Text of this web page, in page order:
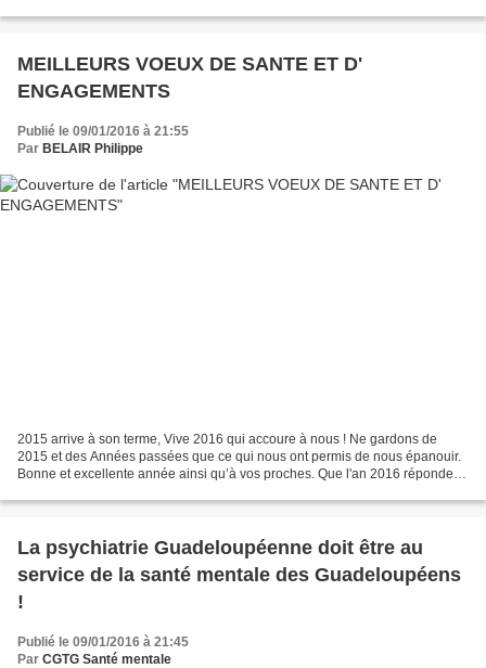
MEILLEURS VOEUX DE SANTE ET D'
ENGAGEMENTS
Publié le 09/01/2016 à 21:55
Par BELAIR Philippe
2015 arrive à son terme, Vive 2016 qui accoure à nous ! Ne gardons de
2015 et des Années passées que ce qui nous ont permis de nous épanouir.
Bonne et excellente année ainsi qu’à vos proches. Que l'an 2016 réponde à
La psychiatrie Guadeloupéenne doit être au
service de la santé mentale des Guadeloupéens
!
Publié le 09/01/2016 à 21:45
Par CGTG Santé mentale